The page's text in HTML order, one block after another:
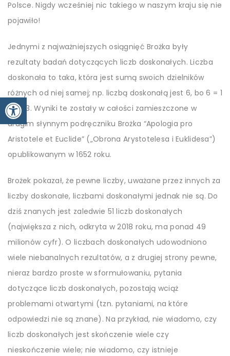
Otwórz pasek narzędzi
Polsce. Nigdy wcześniej nic takiego w naszym kraju się nie
pojawiło!
Jednymi z najważniejszych osiągnięć Brożka były
rezultaty badań dotyczących liczb doskonałych. Liczba
doskonała to taka, która jest sumą swoich dzielników
różnych od niej samej; np. liczbą doskonałą jest 6, bo 6 = 1
+2 + 3. Wyniki te zostały w całości zamieszczone w
drugim słynnym podręczniku Brożka “Apologia pro
Aristotele et Euclide” („Obrona Arystotelesa i Euklidesa”)
opublikowanym w 1652 roku.
Brożek pokazał, że pewne liczby, uważane przez innych za
liczby doskonałe, liczbami doskonałymi jednak nie są. Do
dziś znanych jest zaledwie 51 liczb doskonałych
(największa z nich, odkryta w 2018 roku, ma ponad 49
milionów cyfr). O liczbach doskonałych udowodniono
wiele niebanalnych rezultatów, a z drugiej strony pewne,
nieraz bardzo proste w sformułowaniu, pytania
dotyczące liczb doskonałych, pozostają wciąż
problemami otwartymi (tzn. pytaniami, na które
odpowiedzi nie są znane). Na przykład, nie wiadomo, czy
liczb doskonałych jest skończenie wiele czy
nieskończenie wiele; nie wiadomo, czy istnieje